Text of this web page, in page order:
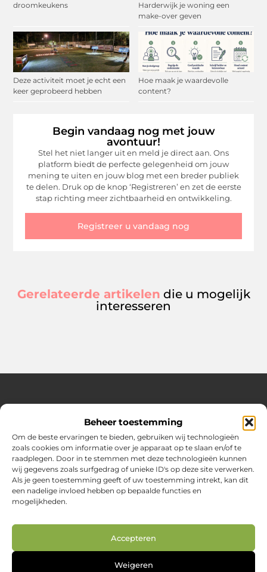
Beheer toestemming
Om de beste ervaringen te bieden, gebruiken wij technologieën
zoals cookies om informatie over je apparaat op te slaan en/of te
raadplegen. Door in te stemmen met deze technologieën kunnen
wij gegevens zoals surfgedrag of unieke ID's op deze site verwerken.
Als je geen toestemming geeft of uw toestemming intrekt, kan dit
een nadelige invloed hebben op bepaalde functies en
mogelijkheden.
Accepteren
Weigeren
droomkeukens
Harderwijk je woning een
make-over geven
Deze activiteit moet je echt een
keer geprobeerd hebben
Hoe maak je waardevolle
content?
Begin vandaag nog met jouw
avontuur!
Stel het niet langer uit en meld je direct aan. Ons
platform biedt de perfecte gelegenheid om jouw
mening te uiten en jouw blog met een breder publiek
te delen. Druk op de knop ‘Registreren’ en zet de eerste
stap richting meer zichtbaarheid en ontwikkeling.
Registreer u vandaag nog
Gerelateerde artikelen die u mogelijk
interesseren
Over Huizenplan
Jouw gids voor wooninspiratie en praktische tips
Ontdek een uitgebreide verzameling blogs en artikelen
boordevol handige adviezen en verrassende inzichten om
jouw woondromen te realiseren. Van interieurideeën tot
slimme bespaartips – haal het beste uit jouw huis en
leefomgeving!